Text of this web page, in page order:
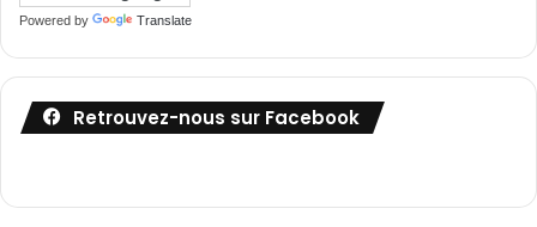
Powered by Translate
Retrouvez-nous sur Facebook